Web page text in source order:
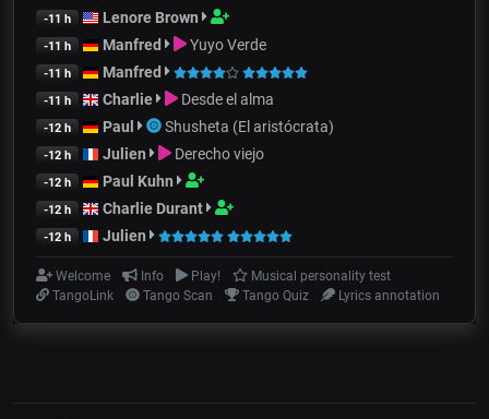
-11 h Lenore Brown
-11 h Manfred Yuyo Verde
-11 h Manfred
-11 h Charlie Desde el alma
-12 h Paul Shusheta (El aristócrata)
-12 h Julien Derecho viejo
-12 h Paul Kuhn
-12 h Charlie Durant
-12 h Julien
Welcome Info Play!
Musical personality test
TangoLink
Tango Scan Tango Quiz Lyrics annotation